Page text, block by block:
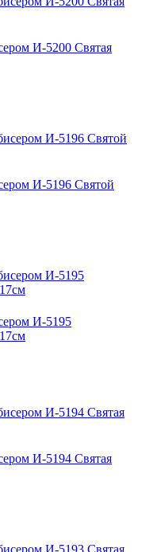
И-5200 Святая
И-5196 Святой
И-5195
И-5194 Святая